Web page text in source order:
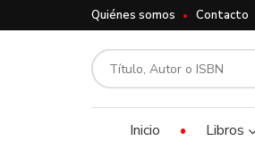
Quiénes somos Contacto
Inicio Libros